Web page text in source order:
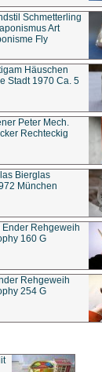
Schmetterling
Art
Fly
Häuschen
Stadt 1970 Ca. 5
Peter Mech.
Rechteckig
Bierglas
München
Rehgeweih
160 G
Rehgeweih
254 G